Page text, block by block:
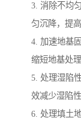
3. 消除不均
匀沉降，提
4. 加速地基
缩短地基处理
5. 处理湿陷
效减少湿陷
6. 处理填土